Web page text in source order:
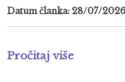
Datum članka: 28/07/2026
Pročitaj više